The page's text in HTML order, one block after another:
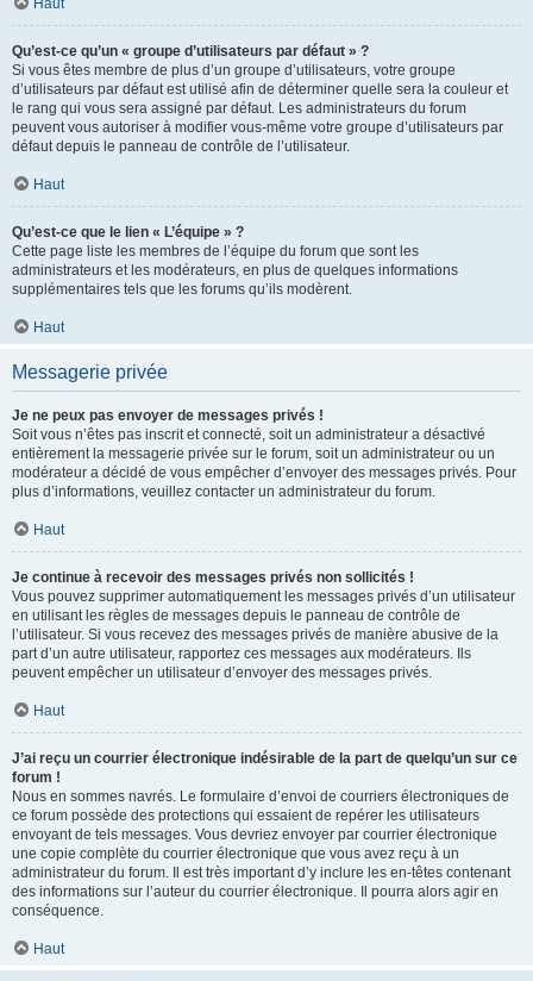
Haut
Qu’est-ce qu’un « groupe d’utilisateurs par défaut » ?
Si vous êtes membre de plus d’un groupe d’utilisateurs, votre groupe
d’utilisateurs par défaut est utilisé afin de déterminer quelle sera la couleur et
le rang qui vous sera assigné par défaut. Les administrateurs du forum
peuvent vous autoriser à modifier vous-même votre groupe d’utilisateurs par
défaut depuis le panneau de contrôle de l’utilisateur.
Haut
Qu’est-ce que le lien « L’équipe » ?
Cette page liste les membres de l’équipe du forum que sont les
administrateurs et les modérateurs, en plus de quelques informations
supplémentaires tels que les forums qu’ils modèrent.
Haut
Messagerie privée
Je ne peux pas envoyer de messages privés !
Soit vous n’êtes pas inscrit et connecté, soit un administrateur a désactivé
entièrement la messagerie privée sur le forum, soit un administrateur ou un
modérateur a décidé de vous empêcher d’envoyer des messages privés. Pour
plus d’informations, veuillez contacter un administrateur du forum.
Haut
Je continue à recevoir des messages privés non sollicités !
Vous pouvez supprimer automatiquement les messages privés d’un utilisateur
en utilisant les règles de messages depuis le panneau de contrôle de
l’utilisateur. Si vous recevez des messages privés de manière abusive de la
part d’un autre utilisateur, rapportez ces messages aux modérateurs. Ils
peuvent empêcher un utilisateur d’envoyer des messages privés.
Haut
J’ai reçu un courrier électronique indésirable de la part de quelqu’un sur ce
forum !
Nous en sommes navrés. Le formulaire d’envoi de courriers électroniques de
ce forum possède des protections qui essaient de repérer les utilisateurs
envoyant de tels messages. Vous devriez envoyer par courrier électronique
une copie complète du courrier électronique que vous avez reçu à un
administrateur du forum. Il est très important d’y inclure les en-têtes contenant
des informations sur l’auteur du courrier électronique. Il pourra alors agir en
conséquence.
Haut